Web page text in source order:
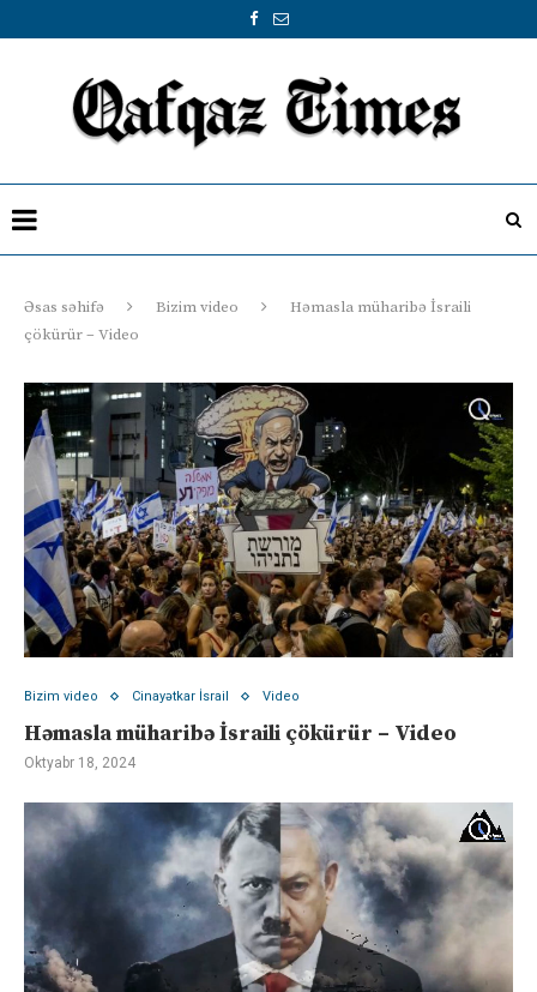
Əsas səhifə Bizim video
Həmasla müharibə İsraili
çökürür – Video
Bizim video Cinayətkar İsrail Video
Həmasla müharibə İsraili çökürür – Video
Oktyabr 18, 2024